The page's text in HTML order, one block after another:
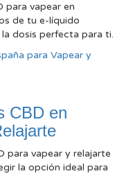
para vapear en
de tu e-líquido
dosis perfecta para ti.
CBD en
para vapear y relajarte
la opción ideal para